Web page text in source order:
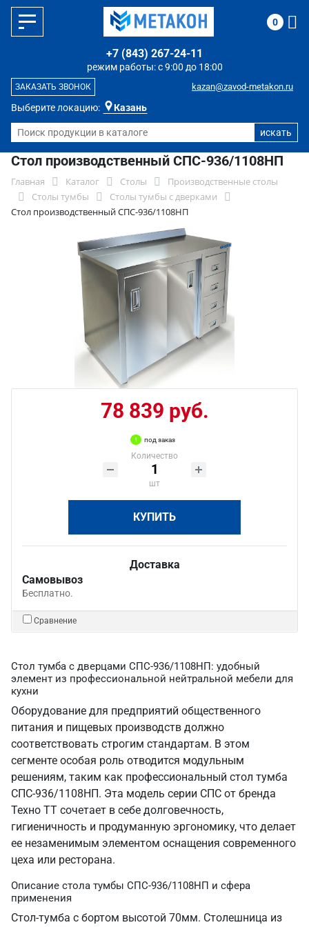
Выберите локацию: Казань
режим работы: с 9:00 до 18:00
+7 (843) 267-24-11
kazan@zavod-metakon.ru
ЗАКАЗАТЬ ЗВОНОК
0
Стол производственный СПС-936/1108НП
Главная Каталог Столы
Производственные столы
Столы тумбы
Столы тумбы с дверками
Стол производственный СПС-936/1108НП
78 839 руб.
под заказ
Количество
шт
КУПИТЬ
Доставка
Самовывоз
Бесплатно.
Сравнение
Стол тумба с дверцами СПС-936/1108НП: удобный
элемент из профессиональной нейтральной мебели для
кухни
Оборудование для предприятий общественного
питания и пищевых производств должно
соответствовать строгим стандартам. В этом
сегменте особая роль отводится модульным
решениям, таким как профессиональный стол тумба
СПС-936/1108НП. Эта модель серии СПС от бренда
Техно ТТ сочетает в себе долговечность,
гигиеничность и продуманную эргономику, что делает
ее незаменимым элементом оснащения современного
цеха или ресторана.
Описание стола тумбы СПС-936/1108НП и сфера
применения
Стол-тумба с бортом высотой 70мм. Столешница из